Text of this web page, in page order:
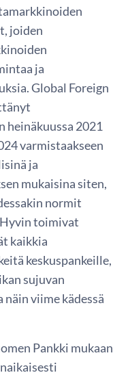
joiden
ja
Global Foreign
heinäkuussa 2021
varmistaakseen
ja
mukaisina siten,
normit
toimivat
kaikkia
keskuspankeille,
sujuvan
viime kädessä
Pankki mukaan